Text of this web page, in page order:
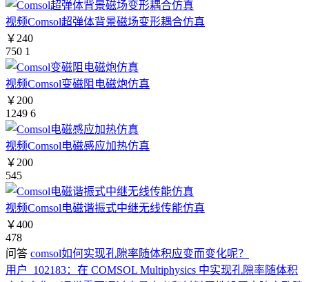
视频Comsol超弹体背景磁场变形耦合仿真
￥240
750 1
视频Comsol变磁阻电磁炮仿真
￥200
1249 6
视频Comsol电磁感应加热仿真
￥200
545
视频Comsol电磁谐振式中继无线传能仿真
￥400
478
问答 comsol如何实现孔隙率随体积应变而变化呢？
用户_102183： 在 COMSOL Multiphysics 中实现孔隙率随体积